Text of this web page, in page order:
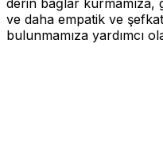
ve daha empatik ve
bulunmamıza yardımcı